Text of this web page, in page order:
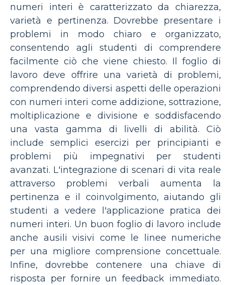
numeri interi è caratterizzato da chiarezza,
varietà e pertinenza. Dovrebbe presentare i
problemi in modo chiaro e organizzato,
consentendo agli studenti di comprendere
facilmente ciò che viene chiesto. Il foglio di
lavoro deve offrire una varietà di problemi,
comprendendo diversi aspetti delle operazioni
con numeri interi come addizione, sottrazione,
moltiplicazione e divisione e soddisfacendo
una vasta gamma di livelli di abilità. Ciò
include semplici esercizi per principianti e
problemi più impegnativi per studenti
avanzati. L'integrazione di scenari di vita reale
attraverso problemi verbali aumenta la
pertinenza e il coinvolgimento, aiutando gli
studenti a vedere l'applicazione pratica dei
numeri interi. Un buon foglio di lavoro include
anche ausili visivi come le linee numeriche
per una migliore comprensione concettuale.
Infine, dovrebbe contenere una chiave di
risposta per fornire un feedback immediato.